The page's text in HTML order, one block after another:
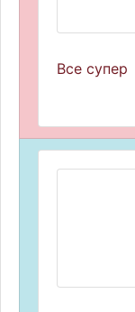
Все супер